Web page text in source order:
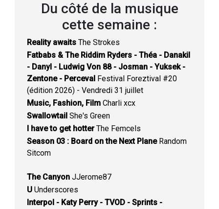
Du côté de la musique
cette semaine :
Reality awaits The Strokes
Fatbabs & The Riddim Ryders - Théa - Danakil
- Danyl - Ludwig Von 88 - Josman - Yuksek -
Zentone - Perceval Festival Foreztival #20
(édition 2026) - Vendredi 31 juillet
Music, Fashion, Film Charli xcx
Swallowtail She's Green
I have to get hotterThe Femcels
Season 03 : Board on the Next PlaneRandom
Sitcom
The Canyon JJerome87
U Underscores
Interpol - Katy Perry - TVOD - Sprints -